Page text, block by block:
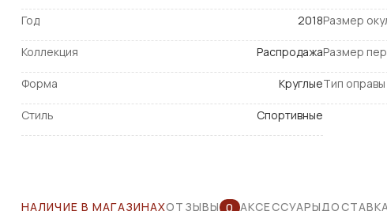
Год 2018
Коллекция Распродажа
Форма Круглые
Стиль Спортивные
Размер
Размер
Тип оправы
НАЛИЧИЕ В МАГАЗИНАХОТЗЫВЫ 0 АКСЕССУАРЫ